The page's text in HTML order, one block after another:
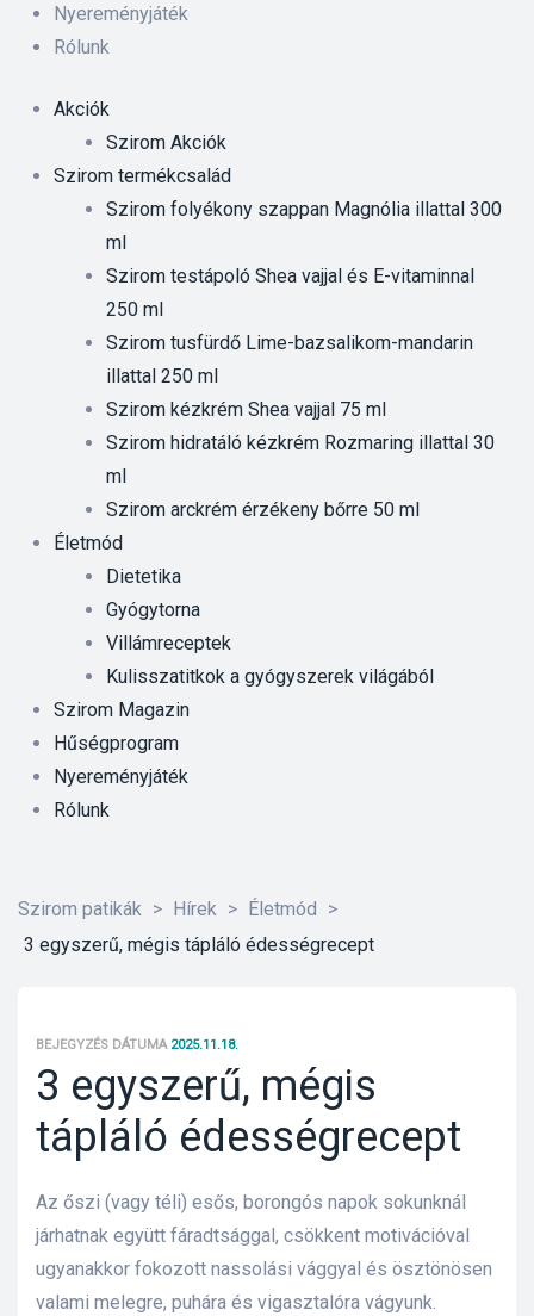
Nyereményjáték
Rólunk
Akciók
Szirom Akciók
Szirom termékcsalád
Szirom folyékony szappan Magnólia illattal 300
ml
Szirom testápoló Shea vajjal és E-vitaminnal
250 ml
Szirom tusfürdő Lime-bazsalikom-mandarin
illattal 250 ml
Szirom kézkrém Shea vajjal 75 ml
Szirom hidratáló kézkrém Rozmaring illattal 30
ml
Szirom arckrém érzékeny bőrre 50 ml
Életmód
Dietetika
Gyógytorna
Villámreceptek
Kulisszatitkok a gyógyszerek világából
Szirom Magazin
Hűségprogram
Nyereményjáték
Rólunk
Szirom patikák > Hírek > Életmód >
3 egyszerű, mégis tápláló édességrecept
BEJEGYZÉS DÁTUMA 2025.11.18.
3 egyszerű, mégis
tápláló édességrecept
Az őszi (vagy téli) esős, borongós napok sokunknál
járhatnak együtt fáradtsággal, csökkent motivációval
ugyanakkor fokozott nassolási vággyal és ösztönösen
valami melegre, puhára és vigasztalóra vágyunk.
50